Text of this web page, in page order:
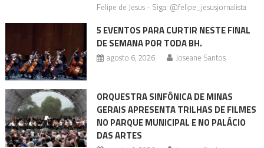
Felipe de Jesus - Siga: @felipe_jesusjornalista
5 EVENTOS PARA CURTIR NESTE FINAL
DE SEMANA POR TODA BH.
agosto 6, 2026 Joseane Santos
ORQUESTRA SINFÔNICA DE MINAS
GERAIS APRESENTA TRILHAS DE FILMES
NO PARQUE MUNICIPAL E NO PALÁCIO
DAS ARTES